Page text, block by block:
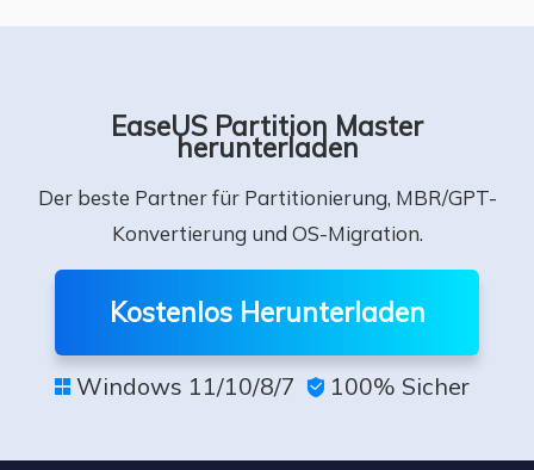
EaseUS Partition Master
herunterladen
Der beste Partner für Partitionierung, MBR/GPT-
Konvertierung und OS-Migration.
Kostenlos Herunterladen
 Windows 11/10/8/7  100% Sicher